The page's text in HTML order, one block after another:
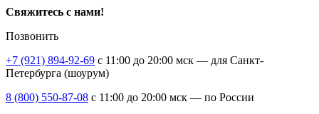
Свяжитесь с нами!
Позвонить
+7 (921) 894-92-69 c 11:00 до 20:00 мск — для Санкт-
Петербурга (шоурум)
8 (800) 550-87-08 c 11:00 до 20:00 мск — по России